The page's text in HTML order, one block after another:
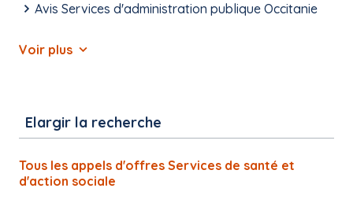
Avis Services d'administration publique Occitanie
Voir plus
Elargir la recherche
Tous les appels d'offres Services de santé et
d'action sociale